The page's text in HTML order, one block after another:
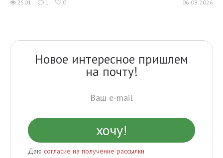
2501 1 0 06.08.2026
Новое интересное пришлем
на почту!
Даю согласие на получение рассылки